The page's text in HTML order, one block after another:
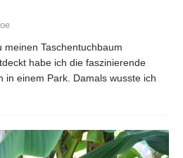
meinen Taschentuchbaum
habe ich die faszinierende
in einem Park. Damals wusste ich